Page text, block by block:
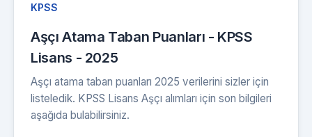
KPSS
Aşçı Atama Taban Puanları - KPSS
Lisans - 2025
Aşçı atama taban puanları 2025 verilerini sizler için
listeledik. KPSS Lisans Aşçı alımları için son bilgileri
aşağıda bulabilirsiniz.